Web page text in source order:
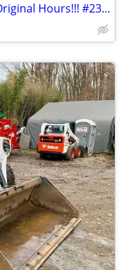
2006 Bobcat S300 with Only 1296 Original Hours!!! #2375